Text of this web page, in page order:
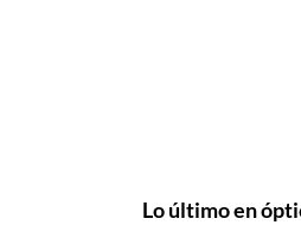
Lo último en